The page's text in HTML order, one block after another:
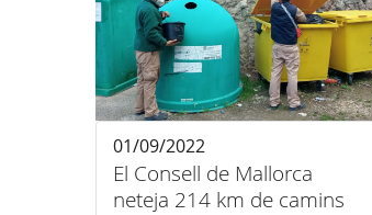
El Consell de Mallorca
neteja 214 km de camins
01/09/2022